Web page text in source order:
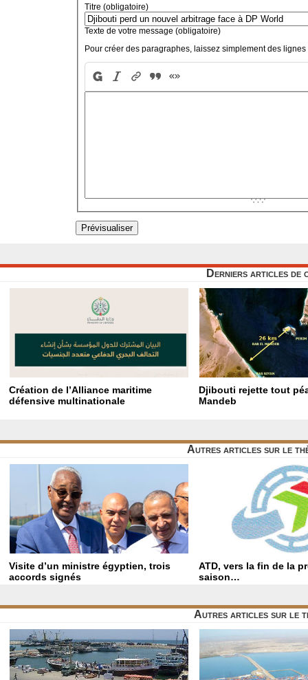
Titre (obligatoire)
Texte de votre message (obligatoire)
Pour créer des paragraphes, laissez simplement des lignes
Derniers articles de
Création de l’Alliance maritime
défensive multinationale
Djibouti rejette tout
Mandeb
Autres articles sur le
Visite d’un ministre égyptien, trois
accords signés
ATD, vers la fin de la
saison…
Autres articles sur le